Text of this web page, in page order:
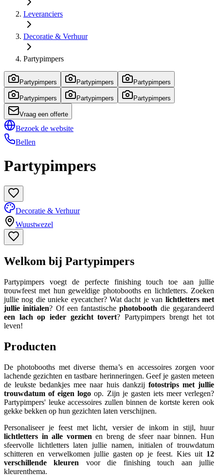
Leveranciers
Decoratie & Verhuur
Partypimpers
Partypimpers Partypimpers Partypimpers
Partypimpers Partypimpers Partypimpers
Vraag een offerte
Bezoek de website
Bellen
Partypimpers
Decoratie & Verhuur
Wuustwezel
Welkom bij Partypimpers
Partypimpers voegt de perfecte finishing touch toe aan jullie
trouwfeest met hun geweldige photobooths en lichtletters. Zoeken
jullie nog die unieke eyecatcher? Wat dacht je van lichtletters met
jullie initialen? Of een fantastischephotobooth die gegarandeerd
een lach op ieder gezicht tovert? Partypimpers brengt het tot
leven!
Producten
De photobooths met diverse thema’s en accessoires zorgen voor
lachende gezichten en tastbare herinneringen. Geef je gasten meteen
de leukste bedankjes mee naar huis dankzij fotostrips met jullie
trouwdatum of eigen logo op. Zijn je gasten iets meer verlegen?
Partypimpers' leuke accessoires zullen binnen de kortste keren ook
gekke bekken op hun gezichten laten verschijnen.
Personaliseer je feest met licht, versier de inkom in stijl, huur
lichtletters in alle vormen en breng de sfeer naar binnen. Hun
sfeervolle lichtletters laten jullie namen, initialen of trouwdatum
schitteren en verwelkomen jullie gasten op je feest. Kies uit 12
verschillende kleuren voor die finishing touch aan jullie
kleurenthema.